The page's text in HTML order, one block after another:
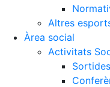
Altres
Àrea social
Activitats